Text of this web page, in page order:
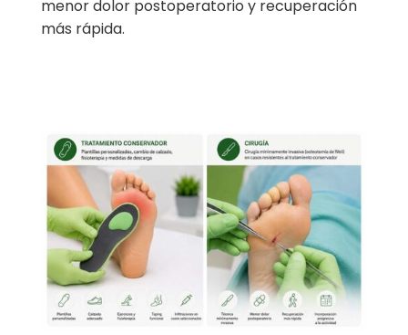
menor dolor postoperatorio y recuperación
más rápida.